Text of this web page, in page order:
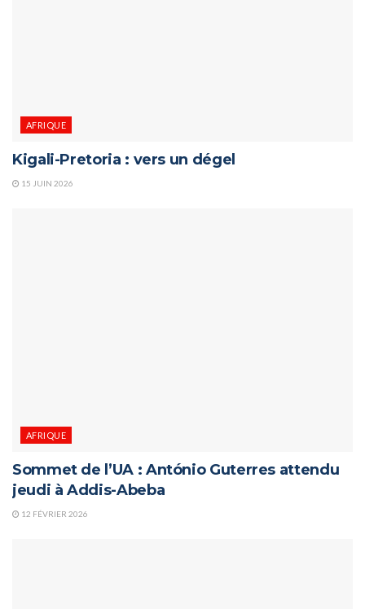
AFRIQUE
Kigali-Pretoria : vers un dégel
15 JUIN 2026
AFRIQUE
Sommet de l’UA : António Guterres attendu
jeudi à Addis-Abeba
12 FÉVRIER 2026